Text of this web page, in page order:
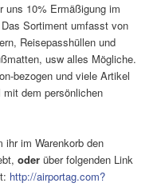
uns 10% Ermäßigung im
Sortiment umfasst von
Reisepasshüllen und
usw alles Mögliche.
bezogen und viele Artikel
dem persönlichen
ihr im Warenkorb den
oder über folgenden Link
http://airportag.com?